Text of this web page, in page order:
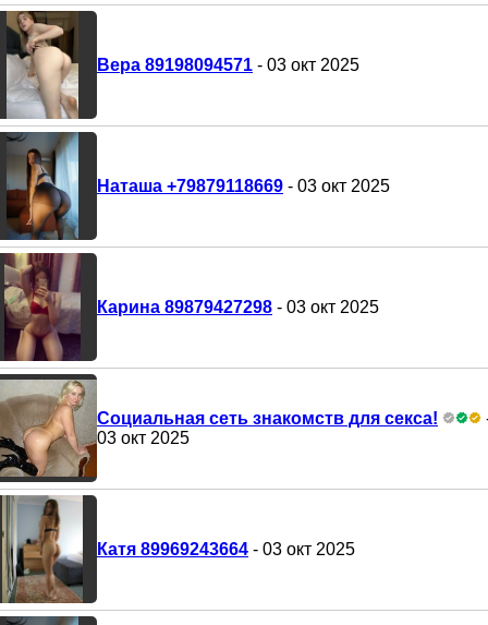
Вера 89198094571 - 03 окт 2025
Наташа +79879118669 - 03 окт 2025
Карина 89879427298 - 03 окт 2025
Социальная сеть знакомств для секса!
03 окт 2025
Катя 89969243664 - 03 окт 2025